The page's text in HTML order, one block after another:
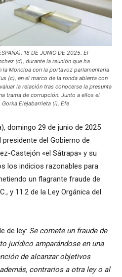
18 DE JUNIO DE 2025. El
(d), durante la reunión que ha
la Moncloa con la portavoz parlamentaria
(c), en el marco de la ronda abierta con
la relación tras conocerse la presunta
trama de corrupción. Junto a ellos el
Elejabarrieta (i). Efe
domingo 29 de junio de 2025
del Gobierno de
Castejón «el Sátrapa» y su
los indicios razonables para
un flagrante fraude de
y 11.2 de la Ley Orgánica del
de ley: Se comete un fraude de
jurídico amparándose en una
de alcanzar objetivos
contrarios a otra ley o al